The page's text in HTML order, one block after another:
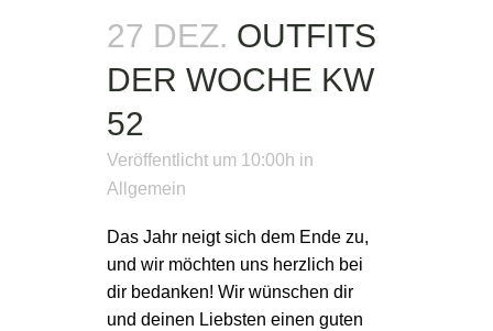
27 DEZ. OUTFITS
DER WOCHE KW
52
Veröffentlicht um 10:00h in
Allgemein
Das Jahr neigt sich dem Ende zu,
und wir möchten uns herzlich bei
dir bedanken! Wir wünschen dir
und deinen Liebsten einen guten